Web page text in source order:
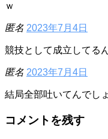
ｗ
匿名 2023年7月4日
競技として成立してる
匿名 2023年7月4日
結局全部吐いてんでし
コメントを残す